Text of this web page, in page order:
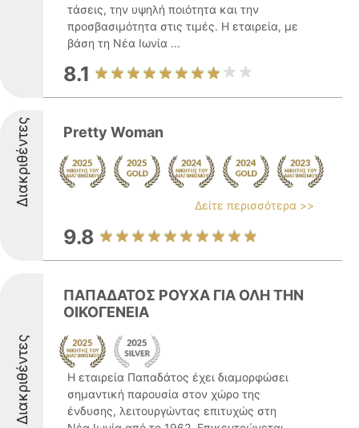
τάσεις, την υψηλή ποιότητα και την
προσβασιμότητα στις τιμές. Η εταιρεία, με
βάση τη Νέα Ιωνία ...
8.1
Διακριθέντες Pretty Woman
Δείτε περισσότερα >>
9.8
Διακριθέντες
ΠΑΠΑΔΑΤΟΣ ΡΟΥΧΑ ΓΙΑ ΟΛΗ ΤΗΝ
ΟΙΚΟΓΕΝΕΙΑ
Η εταιρεία Παπαδάτος έχει διαμορφώσει
σημαντική παρουσία στον χώρο της
ένδυσης, λειτουργώντας επιτυχώς στη